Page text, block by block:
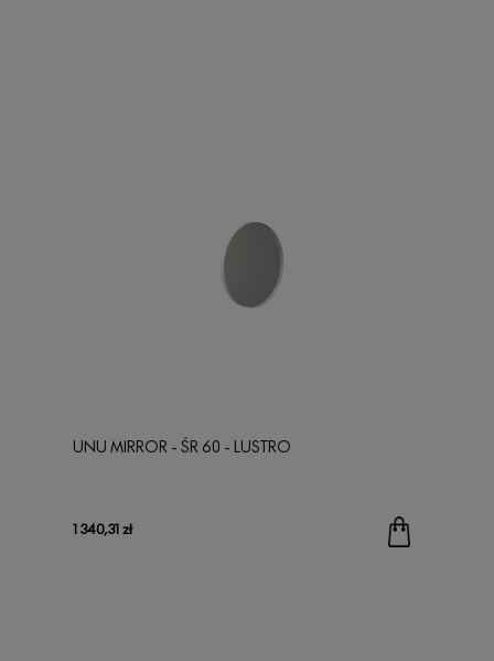
UNU MIRROR - ŚR 60 - LUSTRO
1 340,31 zł